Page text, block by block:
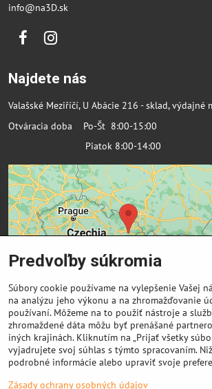
info@na3D.sk
FacebookInstagram
Najdete nás
Valašské Meziříčí, U Abácie 216 - sklad, výdajné
Otváracia doba Po-Št 8:00-15:00
Piatok 8:00-14:00
Dôležité odkazy
Výkup cievok
Predvoľby súkromia
Súbory cookie používame na vylepšenie Vašej
na analýzu jeho výkonu a na zhromažďovanie
používaní. Môžeme na to použiť nástroje a
zhromaždené dáta môžu byť prenášané
iných krajinách. Kliknutím na „Prijať všetky
vyjadrujete svoj súhlas s týmto spracovaním.
podrobné informácie alebo upraviť svoje
Zásady ochrany osobných údajov